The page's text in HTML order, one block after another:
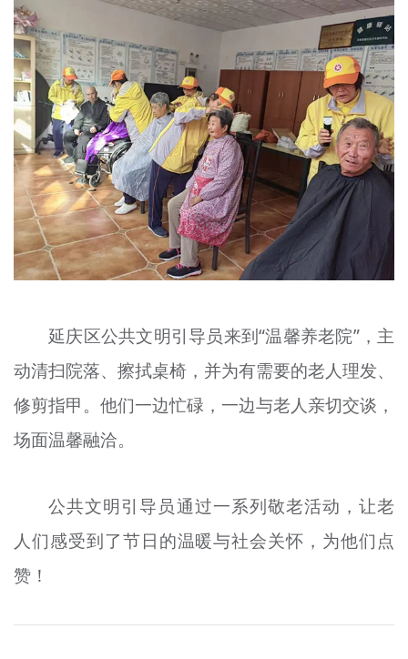
延庆区公共文明引导员来到“温馨养老院”，主
动清扫院落、擦拭桌椅，并为有需要的老人理发、
修剪指甲。他们一边忙碌，一边与老人亲切交谈，
场面温馨融洽。
公共文明引导员通过一系列敬老活动，让老
人们感受到了节日的温暖与社会关怀，为他们点
赞！